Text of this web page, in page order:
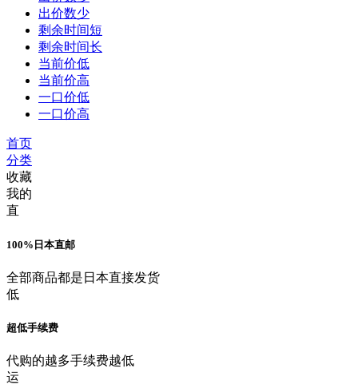
出价数少
剩余时间短
剩余时间长
当前价低
当前价高
一口价低
一口价高
首页
分类
收藏
我的
直
100%日本直邮
全部商品都是日本直接发货
低
超低手续费
代购的越多手续费越低
运